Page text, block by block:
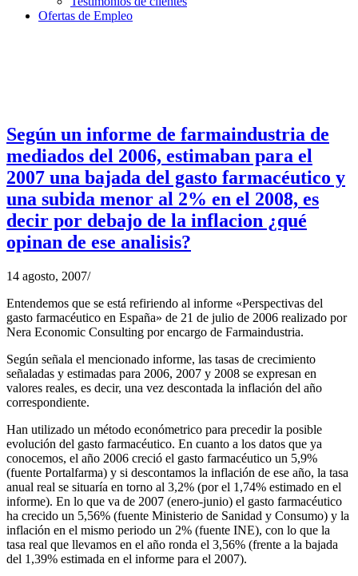
Ofertas de Empleo
Según un informe de farmaindustria de
mediados del 2006, estimaban para el
2007 una bajada del gasto farmacéutico y
una subida menor al 2% en el 2008, es
decir por debajo de la inflacion ¿qué
opinan de ese analisis?
14 agosto, 2007/
Entendemos que se está refiriendo al informe «Perspectivas del
gasto farmacéutico en España» de 21 de julio de 2006 realizado por
Nera Economic Consulting por encargo de Farmaindustria.
Según señala el mencionado informe, las tasas de crecimiento
señaladas y estimadas para 2006, 2007 y 2008 se expresan en
valores reales, es decir, una vez descontada la inflación del año
correspondiente.
Han utilizado un método económetrico para precedir la posible
evolución del gasto farmacéutico. En cuanto a los datos que ya
conocemos, el año 2006 creció el gasto farmacéutico un 5,9%
(fuente Portalfarma) y si descontamos la inflación de ese año, la tasa
anual real se situaría en torno al 3,2% (por el 1,74% estimado en el
informe). En lo que va de 2007 (enero-junio) el gasto farmacéutico
ha crecido un 5,56% (fuente Ministerio de Sanidad y Consumo) y la
inflación en el mismo periodo un 2% (fuente INE), con lo que la
tasa real que llevamos en el año ronda el 3,56% (frente a la bajada
del 1,39% estimada en el informe para el 2007).